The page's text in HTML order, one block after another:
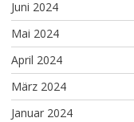
Juni 2024
Mai 2024
April 2024
März 2024
Januar 2024